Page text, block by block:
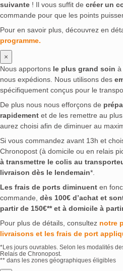
suivante ! Il vous suffit de créer un
commande pour que les points
Pour en savoir plus, découvrez en
programme.
×
Nous apportons le plus grand soin à
nous expédions. Nous utilisons des
spécifiquement conçus pour le
De plus nous nous efforçons de
rapidement et de les remettre au
aurez choisi afin de diminuer au
Si vous commandez avant 13h et
Chronopost (à domicile ou en relais
à transmettre le colis au
livraison dès le lendemain*.
Les frais de ports diminuent en
commande, dès 100€ d’achat et
partir de 150€** et à domicile à
Pour plus de détails, consultez notre
livraisons et les frais de port
*Les jours ouvrables. Selon les modalités
Relais de Chronopost.
** dans les zones géographiques éligibles